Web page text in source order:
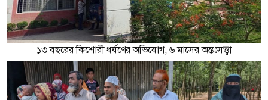
১৩ বছরের কিশোরী ধর্ষণের অভিযোগ, ৬ মাসের অন্তঃসত্ত্বা